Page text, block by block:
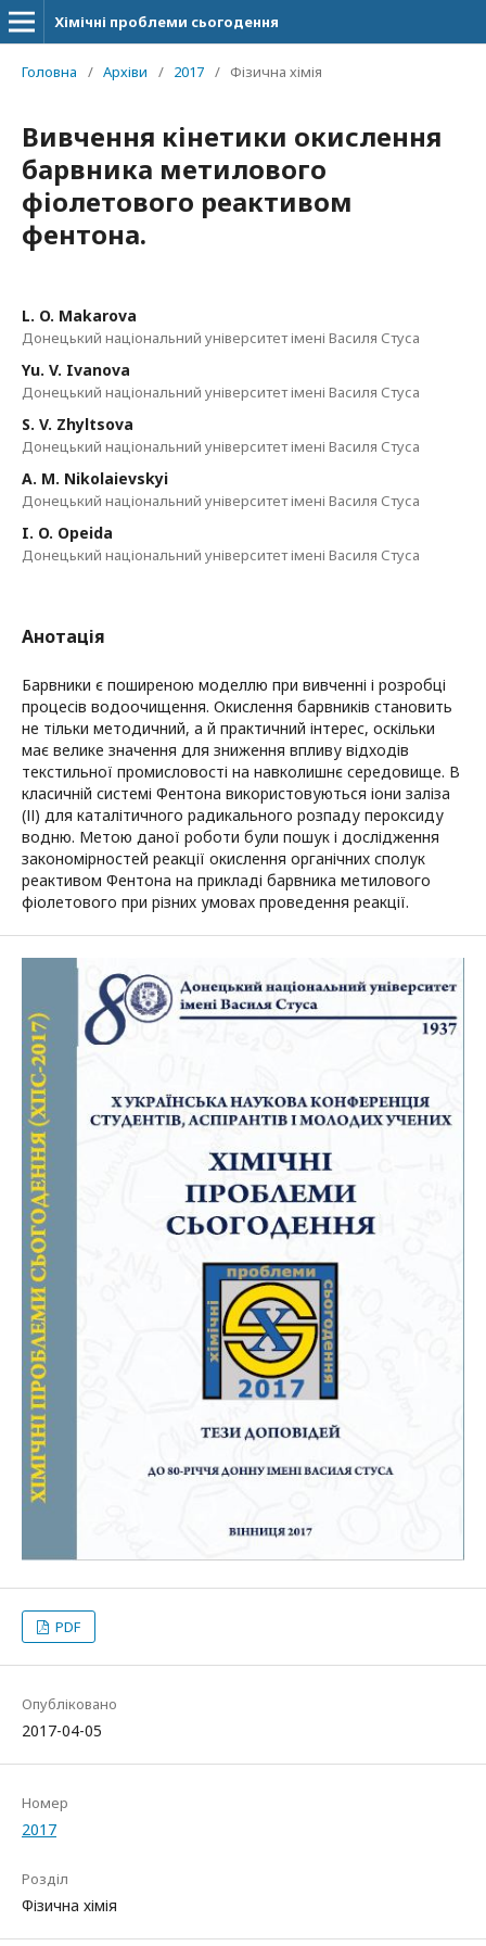
Хімічні проблеми сьогодення
Головна / Архіви / 2017 / Фізична хімія
Вивчення кінетики окислення
барвника метилового
фіолетового реактивом
фентона.
L. O. Makarova
Донецький національний університет імені Василя Стуса
Yu. V. Ivanova
Донецький національний університет імені Василя Стуса
S. V. Zhyltsova
Донецький національний університет імені Василя Стуса
A. M. Nikolaievskyi
Донецький національний університет імені Василя Стуса
I. O. Opeida
Донецький національний університет імені Василя Стуса
Анотація
Барвники є поширеною моделлю при вивченні і розробці
процесів водоочищення. Окислення барвників становить
не тільки методичний, а й практичний інтерес, оскільки
має велике значення для зниження впливу відходів
текстильної промисловості на навколишнє середовище. В
класичній системі Фентона використовуються іони заліза
(ІІ) для каталітичного радикального розпаду пероксиду
водню. Метою даної роботи були пошук і дослідження
закономірностей реакції окислення органічних сполук
реактивом Фентона на прикладі барвника метилового
фіолетового при різних умовах проведення реакції.
PDF
Опубліковано
2017-04-05
Номер
2017
Розділ
Фізична хімія